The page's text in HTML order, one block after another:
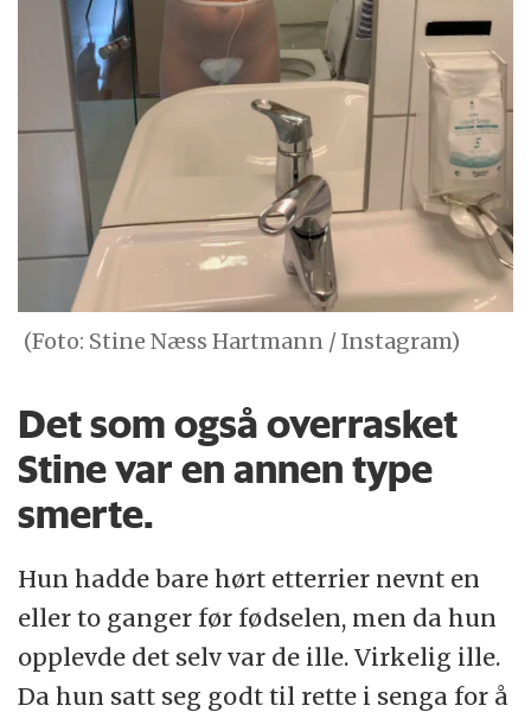
(Foto: Stine Næss Hartmann / Instagram)
Det som også overrasket
Stine var en annen type
smerte.
Hun hadde bare hørt etterrier nevnt en
eller to ganger før fødselen, men da hun
opplevde det selv var de ille. Virkelig ille.
Da hun satt seg godt til rette i senga for å